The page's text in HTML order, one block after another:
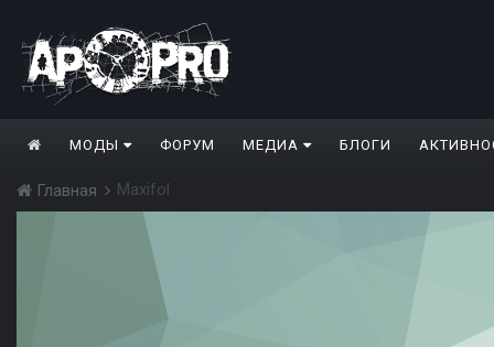
МОДЫ ФОРУМ МЕДИА БЛОГИ
Главная Maxifol